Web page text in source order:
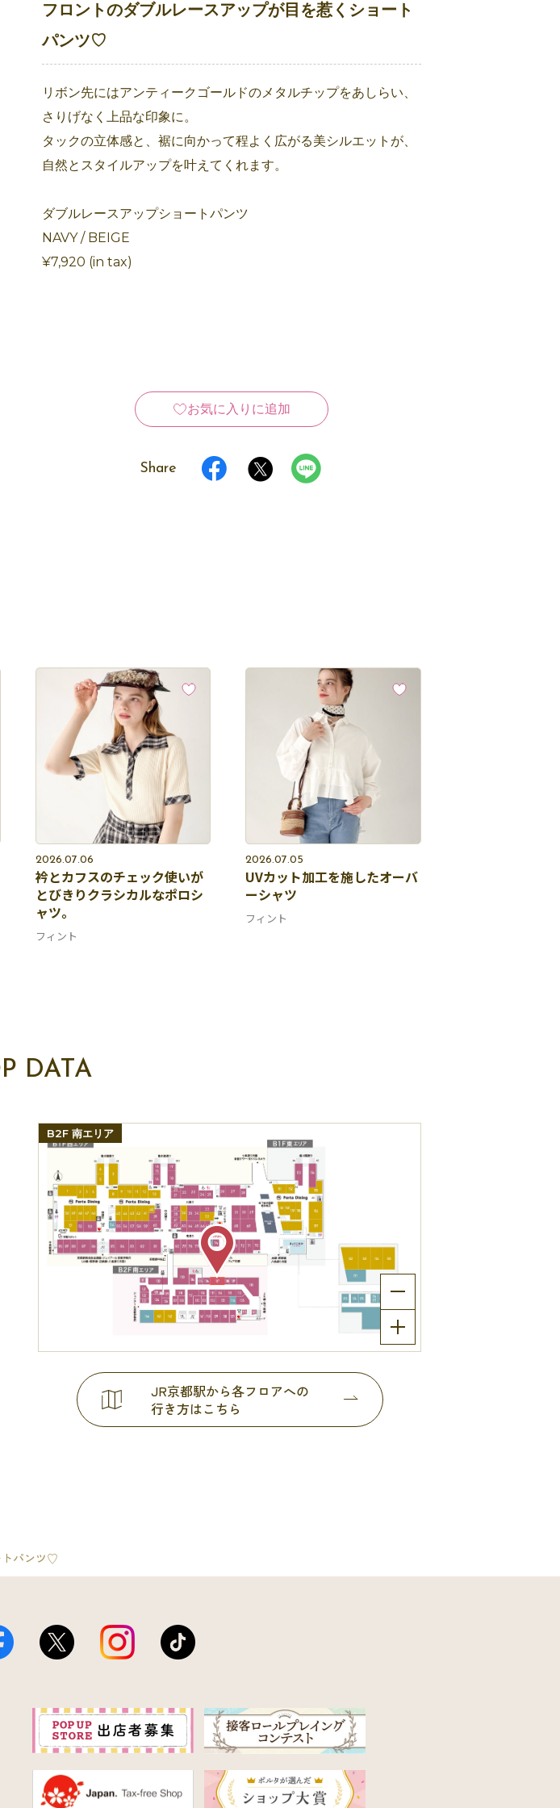
フロントのダブルレースアップが目を惹くショート
パンツ♡
リボン先にはアンティークゴールドのメタルチップをあしらい、
さりげなく上品な印象に。
タックの立体感と、裾に向かって程よく広がる美シルエットが、
自然とスタイルアップを叶えてくれます。
ダブルレースアップショートパンツ
NAVY / BEIGE
¥7,920 (in tax)
お気に入りに追加
Share
2026.07.06
衿とカフスのチェック使いが
とびきりクラシカルなポロシ
ャツ。
フィント
2026.07.05
UVカット加工を施したオーバ
ーシャツ
フィント
DATA
B2F 南エリア
JR京都駅から各フロアへの
行き方はこちら
トパンツ♡